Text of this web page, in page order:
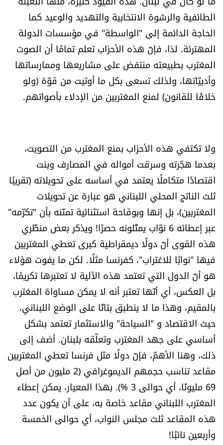
الطائفية والرشوة الانتخابية والتهديد والوعيد كما
الحاجة الدائمة إلى "الواسطة" في مؤسسات الدولة
المهترئة. لذا، فإنّ هذه الأحزاب تعلم تمامًا أن الصوت
المغترب بطبيعته منتفض على مشاريعها وممارساتها
وأدبيّاتها، ولذلك تسعى بكل ما أوتيت من قوّة (ولو
خلافًا للقانون) لمنع المغتربين من الإدلاء بأصواتهم.
ولا تكتفي هذه الأحزاب بمنع المغترب من التصويت،
بعدما هجّرته وسرقت أمواله في المصارف وبنت
اقتصادًا متكاملًا يعتمد في أساسه على تحويلاته (تقريبًا
ثلث الناتج المحلي اللبناني هو عبارة عن تحويلات
المغتربين)، بل إنها وبوقاحة استثنائية تمنّنه بأن "تكرّمه"
عبر إعطائه 6 نوّاب يمثّلونه حصرًا! ويذكر بعض منظّري
هذه القوى أنّ دولًا ديمقراطية كبرى تعطي المغتربين
فيها "نوابًا للاغتراب"، كفرنسا مثلًا. لكن ما يفوت هؤلاء
هو أنّ الدول التي تعتمد هذه الآلية لا تعتبرها تكريمًا،
بل العكس، أي أنّها تعتبر أنه لا يمكن مساواة المغترب
بالمقيم، وهذا ما لا ينطبق بتاتًا على الوضع اللبناني،
حيث الاقتصاد و "السياحة" والاستثمار تعتمد بشكل
أساسي على جهد المغترب وتعلّقه بلبنان. أضف إلى
ذلك، وهنا الأهمّ، فإنّ دولًا مثل فرنسا تعطي المغتربين
مقاعد تناسب حجمهم الديموغرافي (2 مليون من أصل
69 مليونًا، أي حوالى 3 %). بهذا المعيار، يمكن إعطاء
المغترب اللبناني مقاعد خاصة به، على أن يكون عدد
هذه المقاعد ثلث مجلس النواب، أي حوالى الخمسة
وأربعين نائبًا!